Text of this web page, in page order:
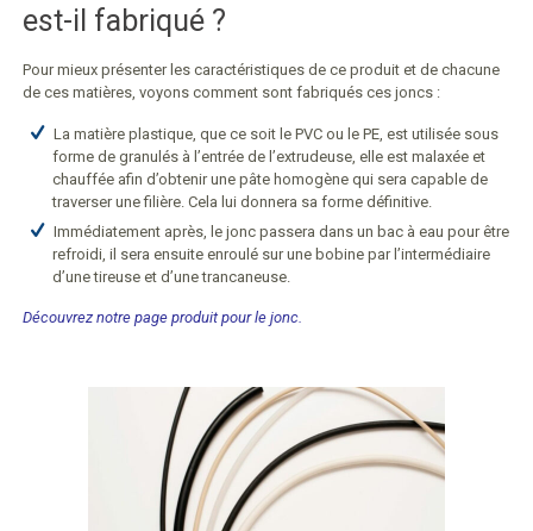
est-il fabriqué ?
Pour mieux présenter les caractéristiques de ce produit et de chacune
de ces matières, voyons comment sont fabriqués ces joncs :
La matière plastique, que ce soit le PVC ou le PE, est utilisée sous
forme de granulés à l’entrée de l’extrudeuse, elle est malaxée et
chauffée afin d’obtenir une pâte homogène qui sera capable de
traverser une filière. Cela lui donnera sa forme définitive.
Immédiatement après, le jonc passera dans un bac à eau pour être
refroidi, il sera ensuite enroulé sur une bobine par l’intermédiaire
d’une tireuse et d’une trancaneuse.
Découvrez notre page produit pour le jonc.